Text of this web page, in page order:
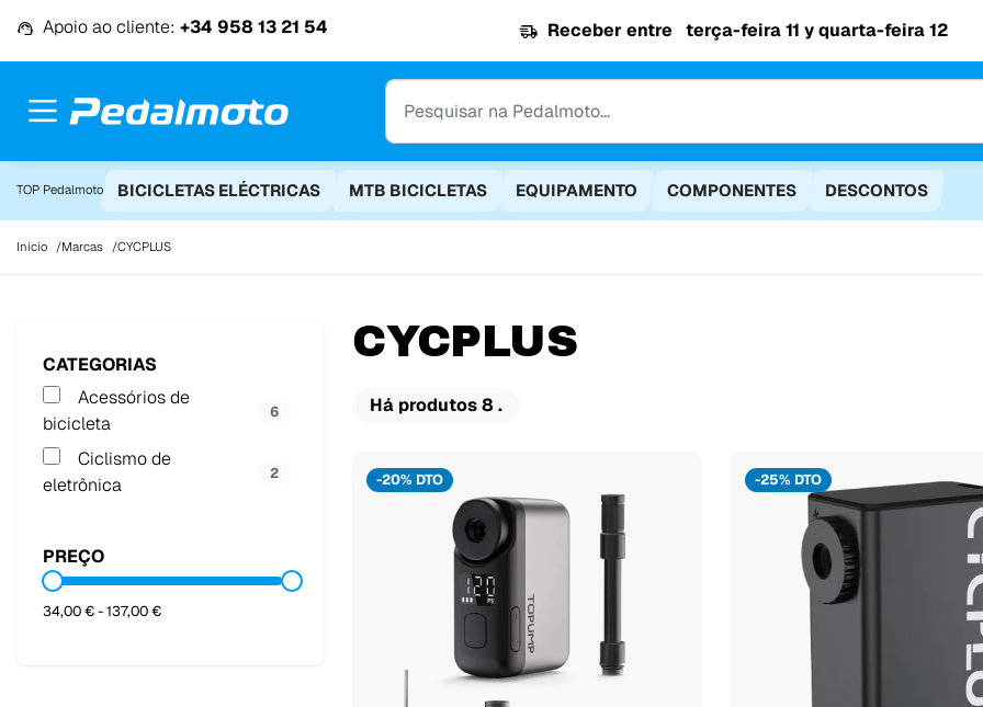
Apoio ao cliente: +34 958 13 21 54 Receber entre terça-feira 11 y quarta-feira 12
TOP Pedalmoto BICICLETAS ELÉCTRICAS MTB BICICLETAS EQUIPAMENTO COMPONENTES DESCONTOS
Início Marcas CYCPLUS
CATEGORIAS
Acessórios de
bicicleta
6
Ciclismo de
eletrônica
2
PREÇO
34,00 € - 137,00 €
CYCPLUS
Há produtos 8 .
-20% DTO -25% DTO